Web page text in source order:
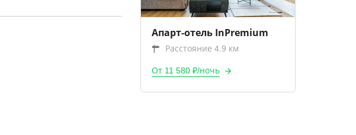
Апарт-отель InPremium
Расстояние 4.9 км
От 11 580 ₽/ночь